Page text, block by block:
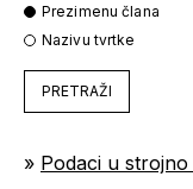
Prezimenu člana
Nazivu tvrtke
PRETRAŽI
» Podaci u